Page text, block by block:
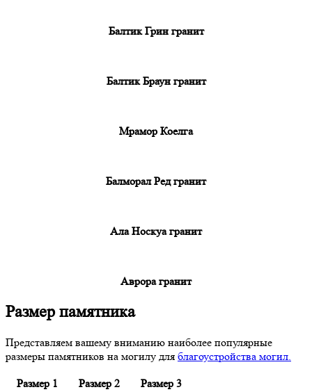
Балтик Грин гранит
Балтик Браун гранит
Мрамор Коелга
Балморал Ред гранит
Ала Носкуа гранит
Аврора гранит
Размер памятника
Представляем вашему вниманию наиболее популярные
размеры памятников на могилу для благоустройства могил.
Размер 1 Размер 2
Размер 3